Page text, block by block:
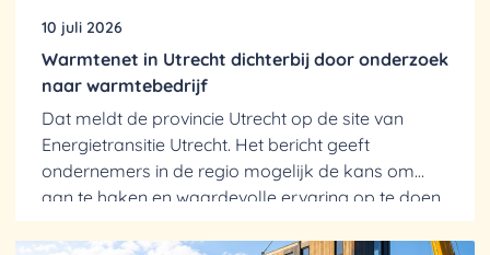
10 juli 2026
Warmtenet in Utrecht dichterbij door onderzoek
naar warmtebedrijf
Dat meldt de provincie Utrecht op de site van
Energietransitie Utrecht. Het bericht geeft
ondernemers in de regio mogelijk de kans om
aan te haken en waardevolle ervaring op te doen.